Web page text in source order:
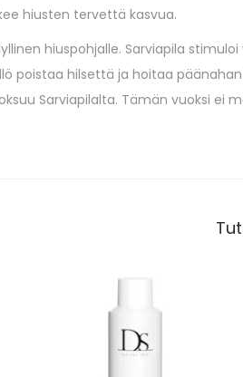
hiusten tervettä kasvua.
hiuspohjalle. Sarviapila
poistaa hilsettä ja hoitaa
Sarviapilalta. Tämän vuoksi ei